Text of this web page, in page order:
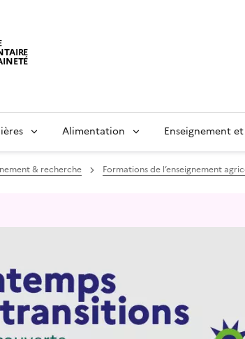
Alimentation Enseignement
& recherche Formations de l’enseignement